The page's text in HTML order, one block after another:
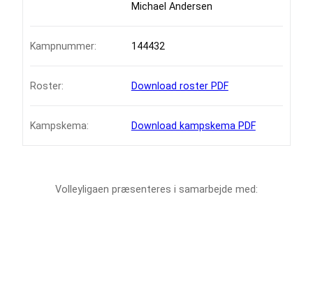
Michael Andersen
Kampnummer: 144432
Roster: Download roster PDF
Kampskema: Download kampskema PDF
Volleyligaen præsenteres i samarbejde med: